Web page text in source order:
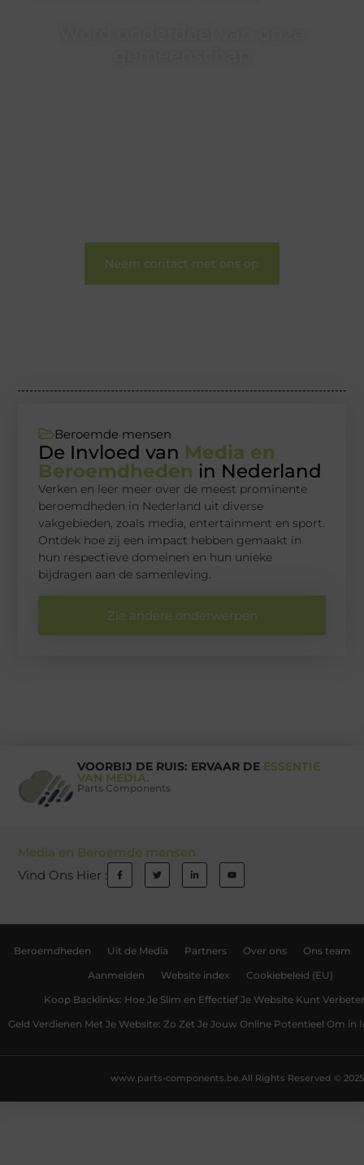
Neem contact met ons op
Beroemde mensen
De Invloed van Media en
Beroemdheden in Nederland
Verken en leer meer over de meest prominente
beroemdheden in Nederland uit diverse
vakgebieden, zoals media, entertainment en sport.
Ontdek hoe zij een impact hebben gemaakt in
hun respectieve domeinen en hun unieke
bijdragen aan de samenleving.
Zie andere onderwerpen
VOORBIJ DE RUIS: ERVAAR DE ESSENTIE
VAN MEDIA.
Parts Components
Media en Beroemde mensen
Vind Ons Hier :
Beroemdheden Uit de Media Partners Over ons Ons team
Aanmelden Website index Cookiebeleid (EU)
Koop Backlinks: Hoe Je Slim en Effectief Je Website Kunt
Geld Verdienen Met Je Website: Zo Zet Je Jouw Online Potentieel Om in
All Rights Reserved © 2025
www.parts-components.be.